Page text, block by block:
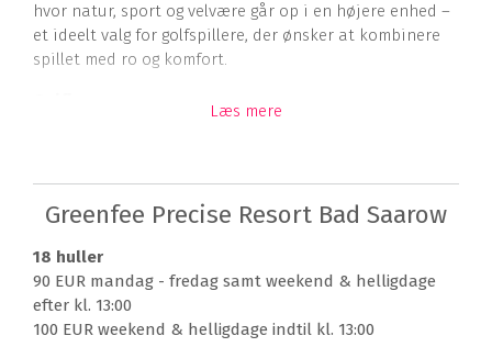
hvor natur, sport og velvære går op i en højere enhed –
et ideelt valg for golfspillere, der ønsker at kombinere
spillet med ro og komfort.
9 hullers bane, som tilsammen udgør et af de mest
imponerende golfanlæg i Tyskland. Hver golfbane har
og strategisk placerede bunkere til greens, der kræver
præcision og omtanke.
Den mest berømte er Nick Faldo Course Berlin, designet
Læs mere
Greenfee Precise Resort Bad Saarow
18 huller
90 EUR mandag - fredag samt weekend & helligdage
efter kl. 13:00
100 EUR weekend & helligdage indtil kl. 13:00